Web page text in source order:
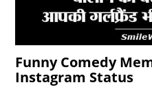
Funny Comedy
Instagram Status